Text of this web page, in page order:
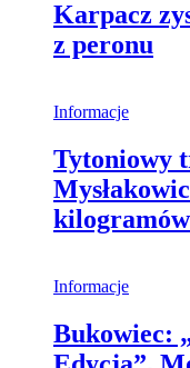
Karpacz
z peronu
Informacje
Tytoniowy
Informacje
Bukowiec: